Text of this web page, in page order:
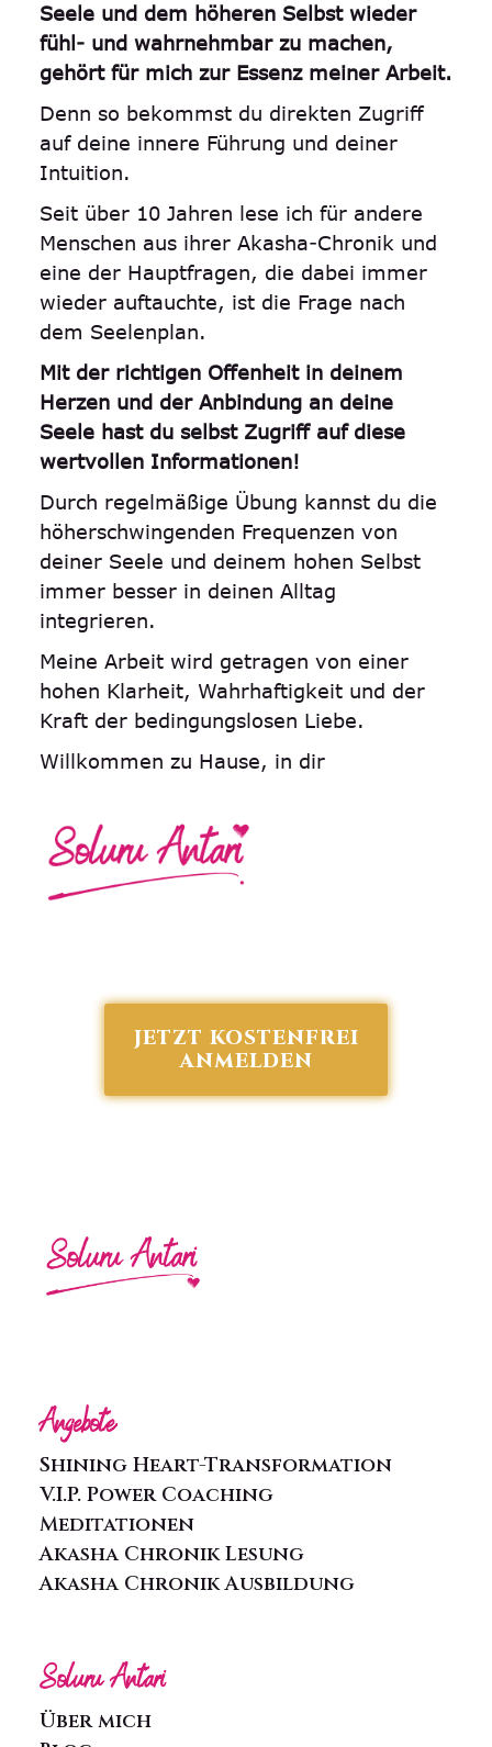
Seele und dem höheren Selbst wieder
fühl- und wahrnehmbar zu machen,
gehört für mich zur Essenz meiner Arbeit.
Denn so bekommst du direkten Zugriff
auf deine innere Führung und deiner
Intuition.
Seit über 10 Jahren lese ich für andere
Menschen aus ihrer Akasha-Chronik und
eine der Hauptfragen, die dabei immer
wieder auftauchte, ist die Frage nach
dem Seelenplan.
Mit der richtigen Offenheit in deinem
Herzen und der Anbindung an deine
Seele hast du selbst Zugriff auf diese
wertvollen Informationen!
Durch regelmäßige Übung kannst du die
höherschwingenden Frequenzen von
deiner Seele und deinem hohen Selbst
immer besser in deinen Alltag
integrieren.
Meine Arbeit wird getragen von einer
hohen Klarheit, Wahrhaftigkeit und der
Kraft der bedingungslosen Liebe.
Willkommen zu Hause, in dir
JETZT KOSTENFREI
ANMELDEN
Angebote
Shining Heart-Transformation
V.I.P. Power Coaching
Meditationen
Akasha Chronik Lesung
Akasha Chronik Ausbildung
Soluru Antari
Über mich